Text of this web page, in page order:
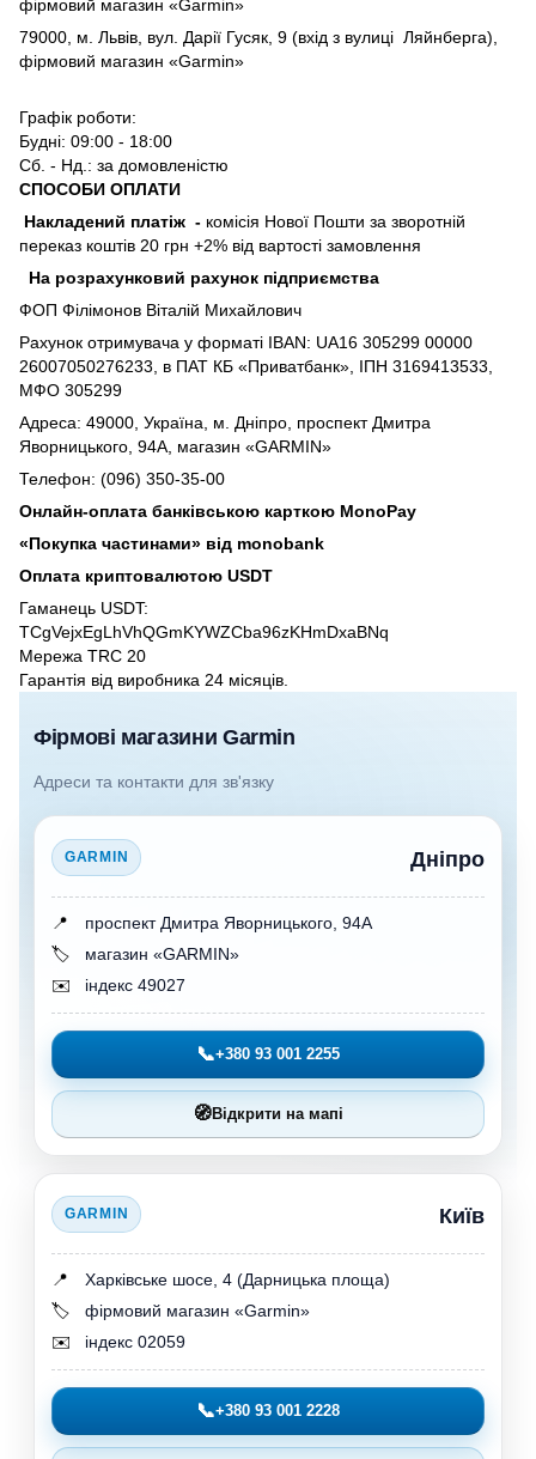
фірмовий магазин «Garmin»
79000, м. Львів, вул. Дарії Гусяк, 9 (вхід з вулиці Ляйнберга),
фірмовий магазин «Garmin»
Графік роботи:
Будні: 09:00 - 18:00
Сб. - Нд.: за домовленістю
СПОСОБИ ОПЛАТИ
Накладений платіж - комісія Нової Пошти за зворотній
переказ коштів 20 грн +2% від вартості замовлення
На розрахунковий рахунок підприємства
ФОП Філімонов Віталій Михайлович
Рахунок отримувача у форматі IBAN: UA16 305299 00000
26007050276233, в ПАТ КБ «Приватбанк», ІПН 3169413533,
МФО 305299
Адреса: 49000, Україна, м. Дніпро, проспект Дмитра
Яворницького, 94А, магазин «GARMIN»
Телефон: (096) 350-35-00
Онлайн-оплата банківською карткою MonoPay
«Покупка частинами» від monobank
Оплата криптовалютою USDT
Гаманець USDT:
TCgVejxEgLhVhQGmKYWZCba96zKHmDxaBNq
Мережа TRC 20
Гарантія від виробника 24 місяців.
Фірмові магазини Garmin
Адреси та контакти для зв'язку
GARMIN Дніпро
📍
проспект Дмитра Яворницького, 94А
🏷️
магазин «GARMIN»
✉️
індекс 49027
📞+380 93 001 2255
🧭Відкрити на мапі
GARMIN Київ
📍
Харківське шосе, 4 (Дарницька площа)
🏷️
фірмовий магазин «Garmin»
✉️
індекс 02059
📞+380 93 001 2228